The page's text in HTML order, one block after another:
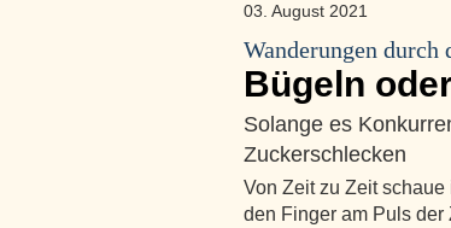
03. August 2021
Wanderungen durch
Bügeln
Solange es
Zuckerschlecken
Von Zeit zu Zeit
den Finger am Puls